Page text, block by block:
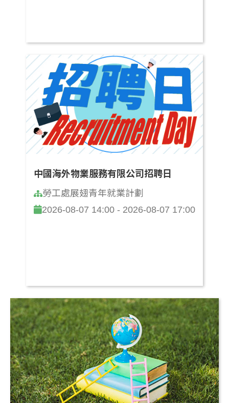
中國海外物業服務有限公司招聘日
勞工處展翅青年就業計劃
2026-08-07 14:00 - 2026-08-07 17:00